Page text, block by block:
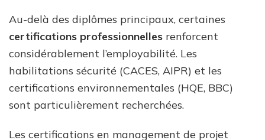
Au-delà des diplômes principaux, certaines
certifications professionnelles renforcent
considérablement l’employabilité. Les
habilitations sécurité (CACES, AIPR) et les
certifications environnementales (HQE, BBC)
sont particulièrement recherchées.
Les certifications en management de projet